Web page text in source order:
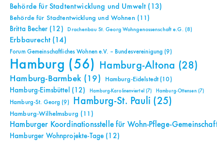
Behörde für Stadtentwicklung und Umwelt (13)
Behörde für Stadtentwicklung und Wohnen(11)
Britta Becher(12) Drachenbau St. Georg Wohngenossenschaft e.G. (8)
Erbbaurecht(14)
Forum Gemeinschaftliches Wohnen e.V. – Bundesvereinigung (9)
Hamburg (56) Hamburg-Altona (28)
Hamburg-Barmbek(19) Hamburg-Eidelstedt(10)
Hamburg-Eimsbüttel (12) Hamburg-Karolinenviertel (7) Hamburg-Ottensen(7)
Hamburg-St. Georg (9) Hamburg-St. Pauli (25)
Hamburg-Wilhelmsburg (11)
Hamburger Koordinationsstelle für Wohn-Pflege-
Hamburger Wohnprojekte-Tage (12)